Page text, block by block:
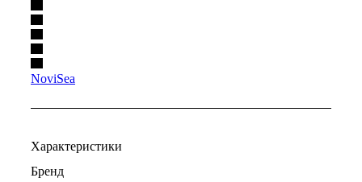
NoviSea
Характеристики
Бренд